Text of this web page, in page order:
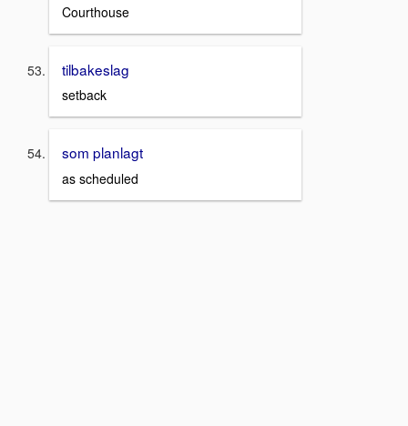
Courthouse
tilbakeslag
setback
som planlagt
as scheduled